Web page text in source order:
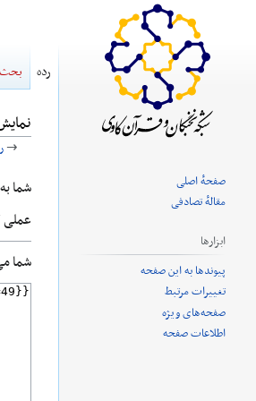
→
پرش
به
ناوبری
پرش
به
شما
عملی
شما
رده بحث
صفحهٔ اصلی
مقالهٔ تصادفی
ابزارها
پیوندها به این صفحه
تغییرات مرتبط
صفحه‌های ویژه
اطلاعات صفحه